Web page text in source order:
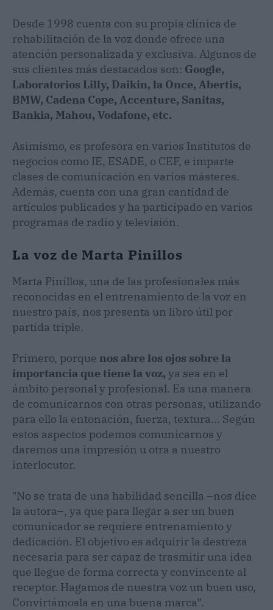
Desde 1998 cuenta con su propia clínica de
rehabilitación de la voz donde ofrece una
atención personalizada y exclusiva. Algunos de
sus clientes más destacados son: Google,
Laboratorios Lilly, Daikin, la Once, Abertis,
BMW, Cadena Cope, Accenture, Sanitas,
Bankia, Mahou, Vodafone, etc.
Asimismo, es profesora en varios Institutos de
negocios como IE, ESADE, o CEF, e imparte
clases de comunicación en varios másteres.
Además, cuenta con una gran cantidad de
artículos publicados y ha participado en varios
programas de radio y televisión.
La voz de Marta Pinillos
Marta Pinillos, una de las profesionales más
reconocidas en el entrenamiento de la voz en
nuestro país, nos presenta un libro útil por
partida triple.
Primero, porque nos abre los ojos sobre la
importancia que tiene la voz, ya sea en el
ámbito personal y profesional. Es una manera
de comunicarnos con otras personas, utilizando
para ello la entonación, fuerza, textura... Según
estos aspectos podemos comunicarnos y
daremos una impresión u otra a nuestro
interlocutor.
"No se trata de una habilidad sencilla –nos dice
la autora–, ya que para llegar a ser un buen
comunicador se requiere entrenamiento y
dedicación. El objetivo es adquirir la destreza
necesaria para ser capaz de trasmitir una idea
que llegue de forma correcta y convincente al
receptor. Hagamos de nuestra voz un buen uso,
Convirtámosla en una buena marca”.